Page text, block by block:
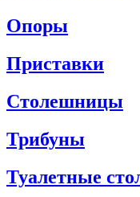
Опоры
Приставки
Столешницы
Трибуны
Туалетные